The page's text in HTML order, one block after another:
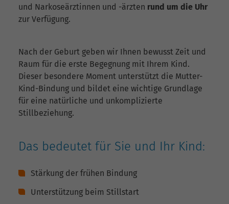
und Narkoseärztinnen und -ärzten rund um die Uhr
zur Verfügung.
Nach der Geburt geben wir Ihnen bewusst Zeit und
Raum für die erste Begegnung mit Ihrem Kind.
Dieser besondere Moment unterstützt die Mutter-
Kind-Bindung und bildet eine wichtige Grundlage
für eine natürliche und unkomplizierte
Stillbeziehung.
Das bedeutet für Sie und Ihr Kind:
Stärkung der frühen Bindung
Unterstützung beim Stillstart